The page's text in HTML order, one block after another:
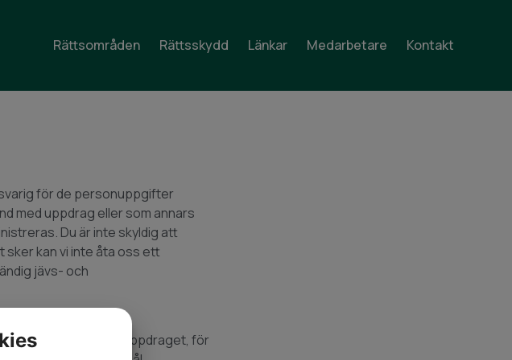
Rättsområden Rättsskydd Länkar Medarbetare Kontakt
för de personuppgifter
med uppdrag eller som annars
Du är inte skyldig att
kan vi inte åta oss ett
jävs- och
jävs- och (i
och administrera uppdraget, för